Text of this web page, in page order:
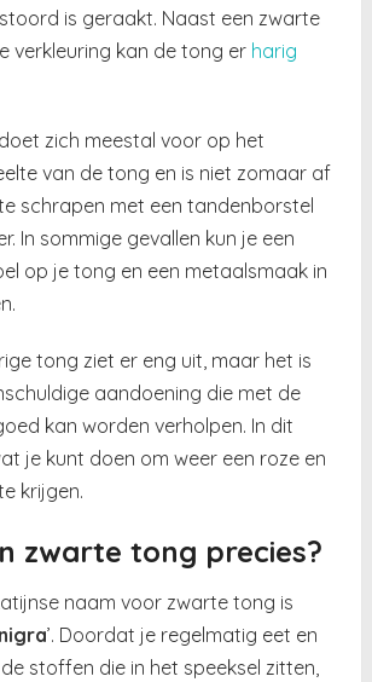
is geraakt. Naast een zwarte
verkleuring kan de tong er harig
zich meestal voor op het
van de tong en is niet zomaar af
schrapen met een tandenborstel
In sommige gevallen kun je een
op je tong en een metaalsmaak in
tong ziet er eng uit, maar het is
aandoening die met de
kan worden verholpen. In dit
je kunt doen om weer een roze en
krijgen.
zwarte tong precies?
naam voor zwarte tong is
’. Doordat je regelmatig eet en
stoffen die in het speeksel zitten,